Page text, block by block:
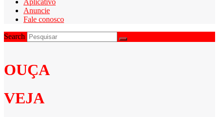
Anuncie
Fale conosco
Search
OUÇA
VEJA